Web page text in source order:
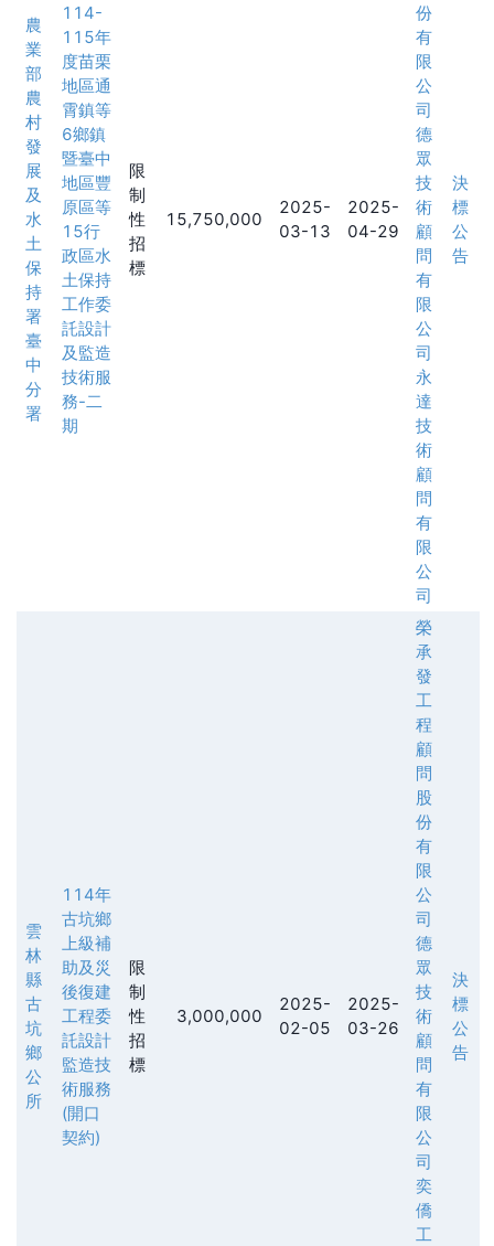
農
業
部
農
村
發
展
及
水
土
保
持
署
臺
中
分
署
114-
115年
度苗栗
地區通
霄鎮等
6鄉鎮
暨臺中
地區豐
原區等
15行
政區水
土保持
工作委
託設計
及監造
技術服
務-二
期
限
制
性
招
標
15,750,000
2025-
03-13
2025-
04-29
份
有
限
公
司
德
眾
技
術
顧
問
有
限
公
司
永
達
技
術
顧
問
有
限
公
司
決
標
公
告
雲
林
縣
古
坑
鄉
公
所
114年
古坑鄉
上級補
助及災
後復建
工程委
託設計
監造技
術服務
(開口
契約)
限
制
性
招
標
3,000,000
2025-
02-05
2025-
03-26
榮
承
發
工
程
顧
問
股
份
有
限
公
司
德
眾
技
術
顧
問
有
限
公
司
奕
僑
工
決
標
公
告